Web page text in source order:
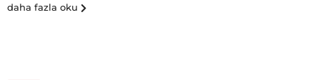
daha fazla oku